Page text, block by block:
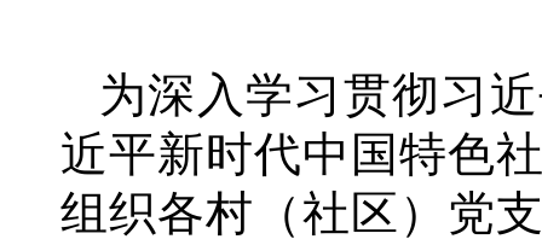
为深入学习贯彻习
近平新时代中国特色
组织各村（社区）党